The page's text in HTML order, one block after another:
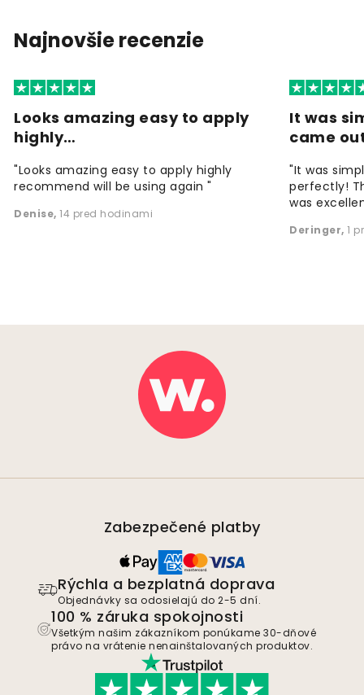
Najnovšie recenzie
Looks amazing easy to apply
highly…
"Looks amazing easy to apply highly
recommend will be using again "
Denise, 14 pred hodinami
It was
came
"It was
perfectly!
was
Deringer, 1
Zabezpečené platby
Rýchla a bezplatná doprava
Objednávky sa odosielajú do 2-5 dní.
100 % záruka spokojnosti
Všetkým našim zákazníkom ponúkame 30-dňové
právo na vrátenie nenainštalovaných produktov.